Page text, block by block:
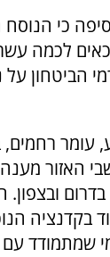
כי
לכמה
הביטחון על
עומר רחמים,
האזור
בקדנציה
שמתמודד עם